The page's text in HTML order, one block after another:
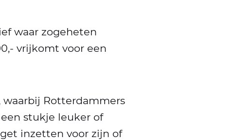
waar zogeheten
vrijkomt voor een
Rotterdammers
stukje leuker of
inzetten voor zijn of